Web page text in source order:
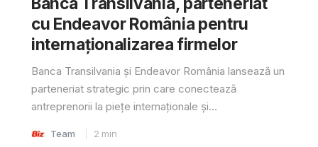
cu Endeavor România pentru
internaționalizarea firmelor
Banca Transilvania și Endeavor România lansează un
parteneriat strategic prin care conectează
antreprenorii la piețe internaționale și...
Team 2 min